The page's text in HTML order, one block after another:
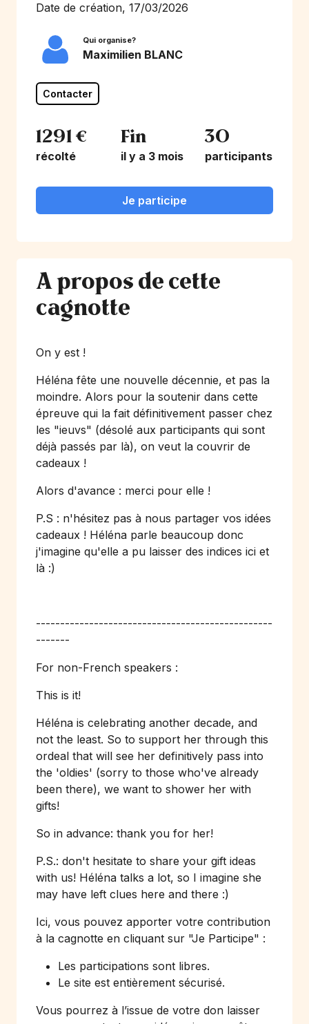
Date de création, 17/03/2026
Qui organise?
Maximilien BLANC
Contacter
1291 €
récolté
Fin
il y a 3 mois
30
participants
Je participe
A propos de cette
cagnotte
On y est !
Héléna fête une nouvelle décennie, et pas la
moindre. Alors pour la soutenir dans cette
épreuve qui la fait définitivement passer chez
les "ieuvs" (désolé aux participants qui sont
déjà passés par là), on veut la couvrir de
cadeaux !
Alors d'avance : merci pour elle !
P.S : n'hésitez pas à nous partager vos idées
cadeaux ! Héléna parle beaucoup donc
j'imagine qu'elle a pu laisser des indices ici et
là :)
-------------------------------------------------
-------
For non-French speakers :
This is it!
Héléna is celebrating another decade, and
not the least. So to support her through this
ordeal that will see her definitively pass into
the 'oldies' (sorry to those who've already
been there), we want to shower her with
gifts!
So in advance: thank you for her!
P.S.: don't hesitate to share your gift ideas
with us! Héléna talks a lot, so I imagine she
may have left clues here and there :)
Ici, vous pouvez apporter votre contribution
à la cagnotte en cliquant sur "Je Participe" :
Les participations sont libres.
Le site est entièrement sécurisé.
Vous pourrez à l’issue de votre don laisser